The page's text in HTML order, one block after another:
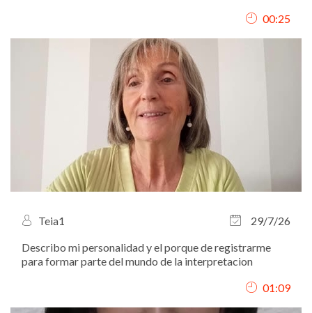
00:25
Teia1
29/7/26
Describo mi personalidad y el porque de registrarme
para formar parte del mundo de la interpretacion
01:09